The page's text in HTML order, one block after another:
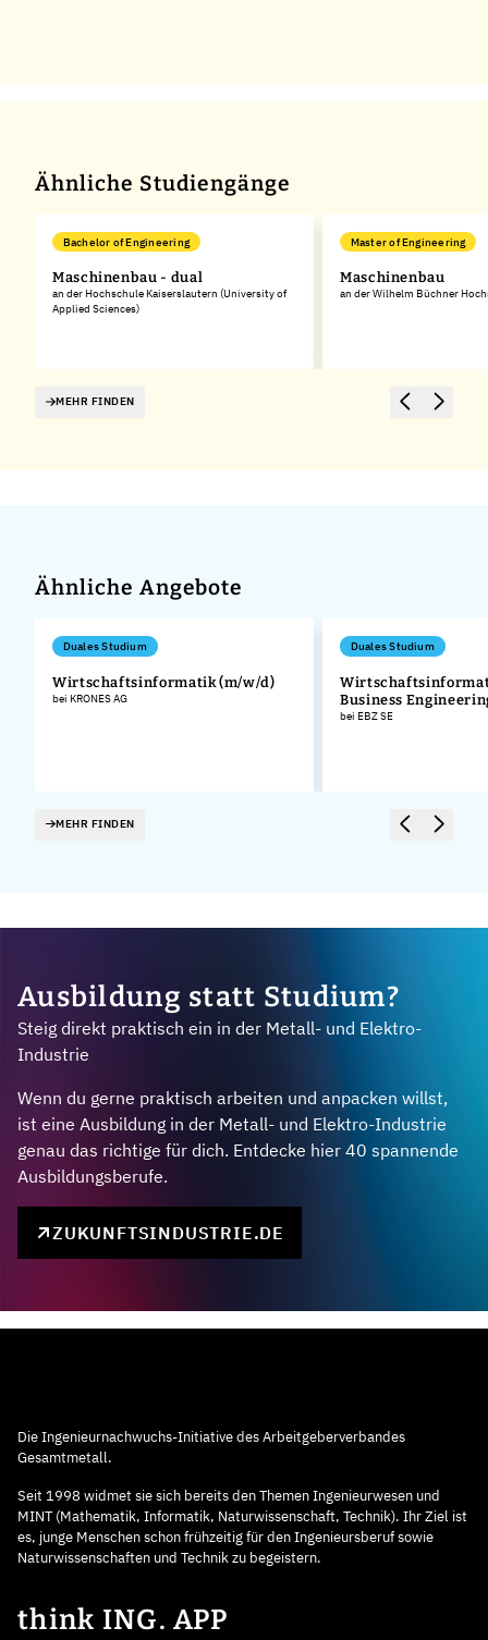
Ähnliche Studiengänge
Bachelor of Engineering
Maschinenbau - dual
an der Hochschule Kaiserslautern (University of
Applied Sciences)
Master of Engineering
Maschinenbau
an der Wilhelm Büchner
MEHR FINDEN
Ähnliche Angebote
Duales Studium
Wirtschaftsinformatik (m/w/d)
bei KRONES AG
Duales Studium
Business
bei EBZ SE
MEHR FINDEN
Ausbildung statt Studium?
Steig direkt praktisch ein in der Metall- und Elektro-
Industrie
Wenn du gerne praktisch arbeiten und anpacken willst,
ist eine Ausbildung in der Metall- und Elektro-Industrie
genau das richtige für dich. Entdecke hier 40 spannende
Ausbildungsberufe.
ZUKUNFTSINDUSTRIE.DE
Die Ingenieurnachwuchs-Initiative des Arbeitgeberverbandes
Gesamtmetall.
Seit 1998 widmet sie sich bereits den Themen Ingenieurwesen und
MINT (Mathematik, Informatik, Naturwissenschaft, Technik). Ihr Ziel ist
es, junge Menschen schon frühzeitig für den Ingenieursberuf sowie
Naturwissenschaften und Technik zu begeistern.
think ING. APP